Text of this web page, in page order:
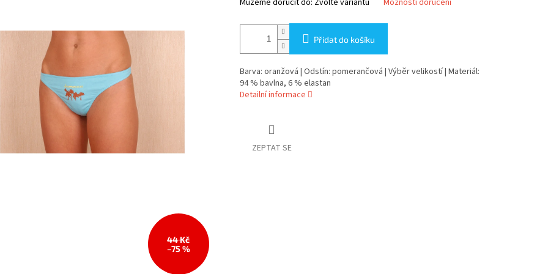
44 Kč
–75 %
Můžeme doručit do: Zvolte variantu Možnosti doručení
Přidat do košíku
Barva: oranžová | Odstín: pomerančová | Výběr velikostí | Materiál:
94 % bavlna, 6 % elastan
Detailní informace
ZEPTAT SE